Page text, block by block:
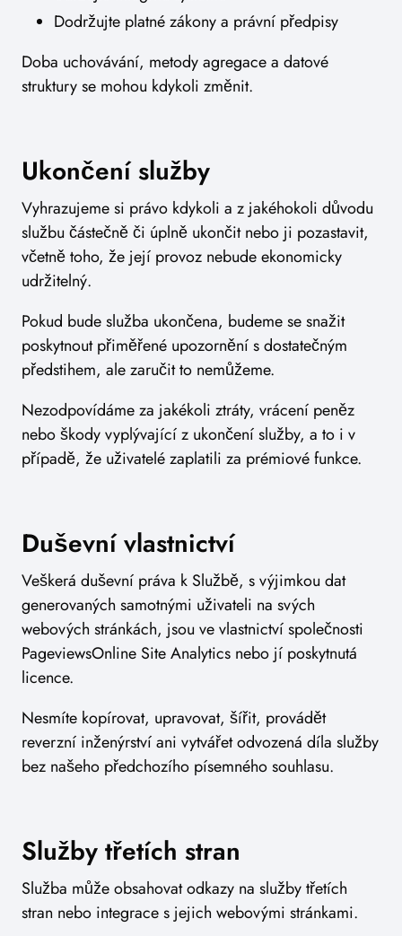
Dodržujte platné zákony a právní předpisy
Doba uchovávání, metody agregace a datové
struktury se mohou kdykoli změnit.
Ukončení služby
Vyhrazujeme si právo kdykoli a z jakéhokoli důvodu
službu částečně či úplně ukončit nebo ji pozastavit,
včetně toho, že její provoz nebude ekonomicky
udržitelný.
Pokud bude služba ukončena, budeme se snažit
poskytnout přiměřené upozornění s dostatečným
předstihem, ale zaručit to nemůžeme.
Nezodpovídáme za jakékoli ztráty, vrácení peněz
nebo škody vyplývající z ukončení služby, a to i v
případě, že uživatelé zaplatili za prémiové funkce.
Duševní vlastnictví
Veškerá duševní práva k Službě, s výjimkou dat
generovaných samotnými uživateli na svých
webových stránkách, jsou ve vlastnictví společnosti
PageviewsOnline Site Analytics nebo jí poskytnutá
licence.
Nesmíte kopírovat, upravovat, šířit, provádět
reverzní inženýrství ani vytvářet odvozená díla služby
bez našeho předchozího písemného souhlasu.
Služby třetích stran
Služba může obsahovat odkazy na služby třetích
stran nebo integrace s jejich webovými stránkami.